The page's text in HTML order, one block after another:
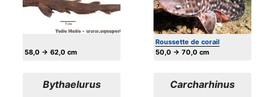
58,0 → 62,0 cm
Roussette de corail
50,0 → 70,0 cm
Bythaelurus
Carcharhinus